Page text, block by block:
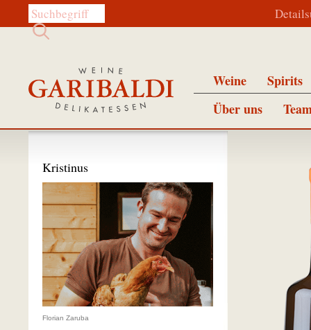
Diese Website durchsuchen:
Weine
Spirits
Über uns
Kristinus
Florian Zaruba